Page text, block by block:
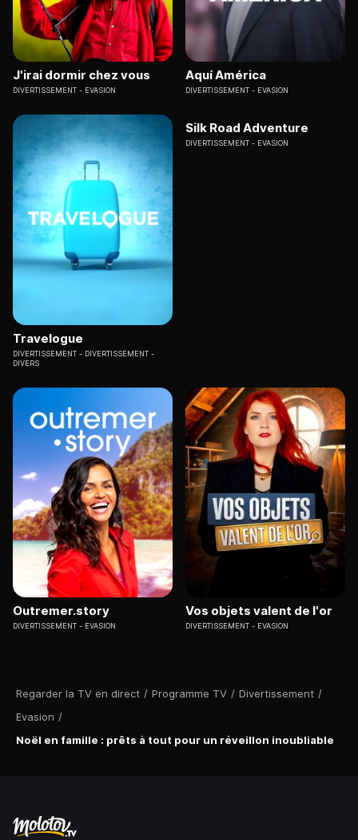
Regarder la TV en direct / Programme TV / Divertissement /
Evasion /
Noël en famille : prêts à tout pour un réveillon inoubliable
J'irai dormir chez vous
DIVERTISSEMENT EVASION
Aquí América
DIVERTISSEMENT EVASION
Travelogue
DIVERTISSEMENT
DIVERTISSEMENT -
DIVERS
Silk Road Adventure
DIVERTISSEMENT EVASION
Outremer.story
DIVERTISSEMENT EVASION
Vos objets valent de l'or
DIVERTISSEMENT EVASION